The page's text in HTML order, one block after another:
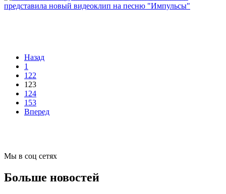
Назад
1
122
123
124
153
Вперед
Мы в соц сетях
Больше новостей